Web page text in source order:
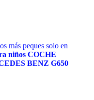
más peques solo en
niños COCHE
BENZ G650